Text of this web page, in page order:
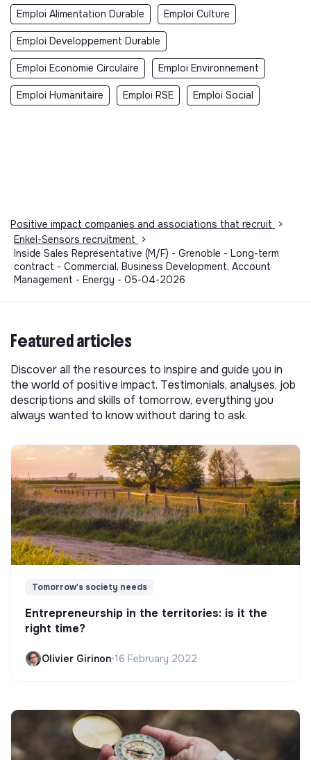
Emploi Alimentation Durable Emploi Culture
Emploi Developpement Durable
Emploi Economie Circulaire Emploi Environnement
Emploi Humanitaire Emploi RSE Emploi Social
Positive impact companies and associations that recruit
>
Enkel-Sensors recruitment
>
Inside Sales Representative (M/F) - Grenoble - Long-term
contract - Commercial, Business Development, Account
Management - Energy - 05-04-2026
Featured articles
Discover all the resources to inspire and guide you in
the world of positive impact. Testimonials, analyses, job
descriptions and skills of tomorrow, everything you
always wanted to know without daring to ask.
Tomorrow's society needs
Entrepreneurship in the territories: is it the
right time?
Olivier Girinon•16 February 2022